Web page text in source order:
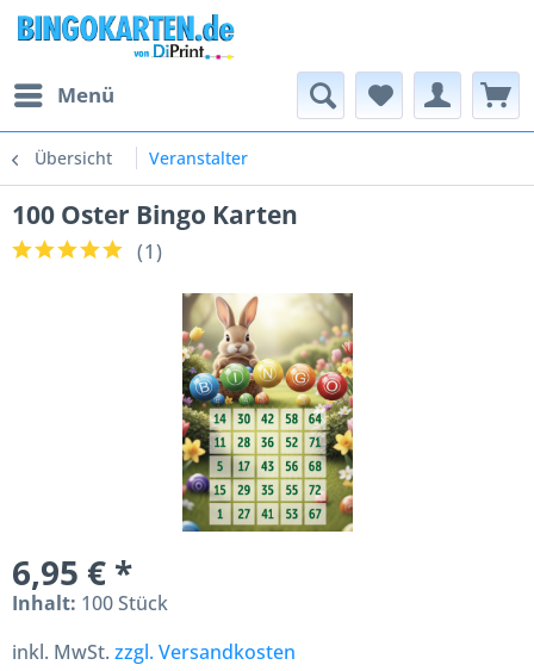
Menü
Übersicht Veranstalter
100 Oster Bingo Karten
(1)
6,95 € *
Inhalt: 100 Stück
inkl. MwSt. zzgl. Versandkosten